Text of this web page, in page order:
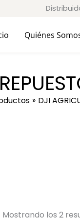
Quiénes
DJI
Mostrando los 2